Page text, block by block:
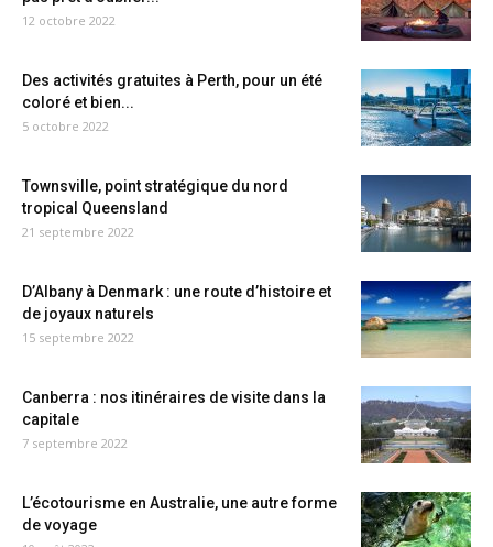
12 octobre 2022
Des activités gratuites à Perth, pour un été
coloré et bien...
5 octobre 2022
Townsville, point stratégique du nord
tropical Queensland
21 septembre 2022
D’Albany à Denmark : une route d’histoire et
de joyaux naturels
15 septembre 2022
Canberra : nos itinéraires de visite dans la
capitale
7 septembre 2022
L’écotourisme en Australie, une autre forme
de voyage